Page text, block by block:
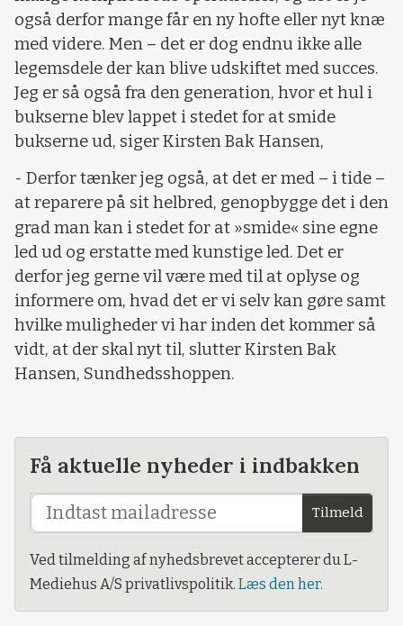
også derfor mange får en ny hofte eller nyt knæ
med videre. Men – det er dog endnu ikke alle
legemsdele der kan blive udskiftet med succes.
Jeg er så også fra den generation, hvor et hul i
bukserne blev lappet i stedet for at smide
bukserne ud, siger Kirsten Bak Hansen,
- Derfor tænker jeg også, at det er med – i tide –
at reparere på sit helbred, genopbygge det i den
grad man kan i stedet for at »smide« sine egne
led ud og erstatte med kunstige led. Det er
derfor jeg gerne vil være med til at oplyse og
informere om, hvad det er vi selv kan gøre samt
hvilke muligheder vi har inden det kommer så
vidt, at der skal nyt til, slutter Kirsten Bak
Hansen, Sundhedsshoppen.
Få aktuelle nyheder i indbakken
Tilmeld
Ved tilmelding af nyhedsbrevet accepterer du L-
Mediehus A/S privatlivspolitik. Læs den her.